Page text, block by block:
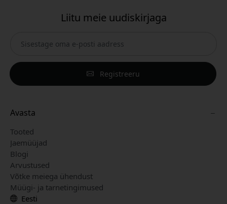
Liitu meie uudiskirjaga
Registreeru
Avasta
Tooted
Jaemüüjad
Blogi
Arvustused
Võtke meiega ühendust
Müügi- ja tarnetingimused
Eesti